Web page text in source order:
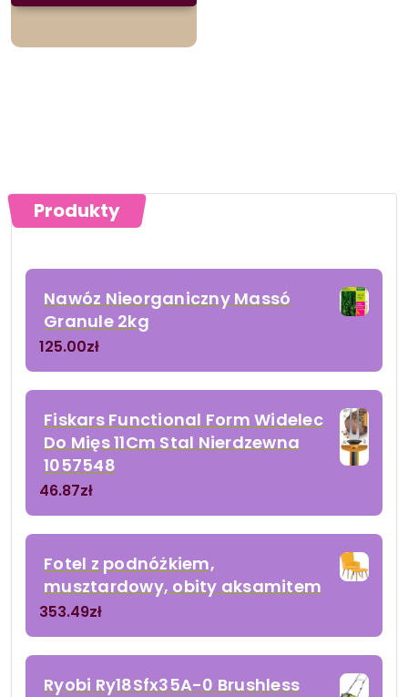
Produkty
Nawóz Nieorganiczny Massó
Granule 2kg
125.00zł
Fiskars Functional Form Widelec
Do Mięs 11Cm Stal Nierdzewna
1057548
46.87zł
Fotel z podnóżkiem,
musztardowy, obity aksamitem
353.49zł
Ryobi Ry18Sfx35A-0 Brushless